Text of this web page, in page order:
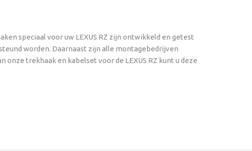
speciaal voor uw LEXUS RZ zijn ontwikkeld en getest
worden. Daarnaast zijn alle montagebedrijven
trekhaak en kabelset voor de LEXUS RZ kunt u deze